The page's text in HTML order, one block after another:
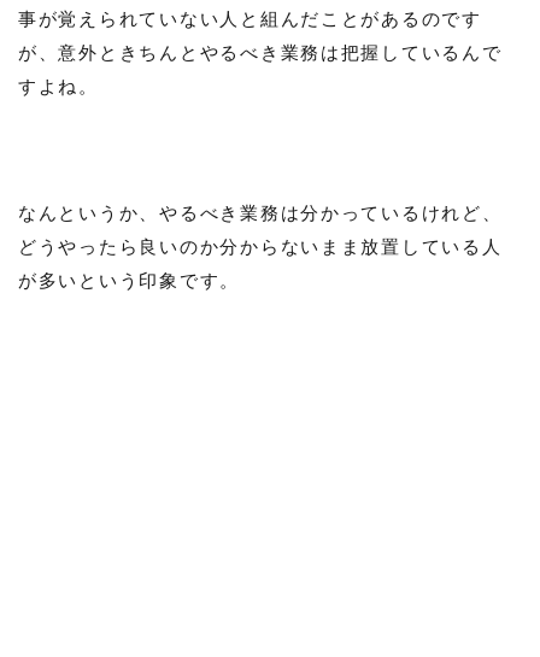
事が覚えられていない人と組んだことがあるのです
が、意外ときちんとやるべき業務は把握しているんで
すよね。
なんというか、やるべき業務は分かっているけれど、
どうやったら良いのか分からないまま放置している人
が多いという印象です。